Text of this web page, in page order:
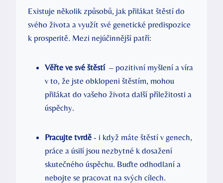
Existuje několik způsobů, jak přilákat štěstí ​do
svého života a ⁤využít své ​genetické ‌predispozice
k prosperitě. Mezi nejúčinnější patří:
Věřte‍ ve své štěstí⁢ – pozitivní myšlení a‍ víra
⁢v to, že jste obklopeni‌ štěstím, ⁤mohou
‌přilákat ⁣do vašeho života další ​příležitosti a
úspěchy.
Pracujte tvrdě ⁢- ‌i když⁢ máte štěstí ​v ‌genech,
práce ⁢a úsilí jsou nezbytné⁤ k dosažení
⁤skutečného úspěchu. Buďte odhodlaní a
⁤nebojte ‍se pracovat na svých cílech.